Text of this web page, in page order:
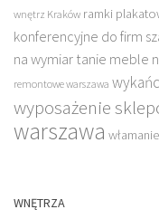
wnętrz Kraków ramki
konferencyjne do firm
na wymiar tanie meble
remontowe warszawa
wyposażenie
warszawa
WNĘTRZA